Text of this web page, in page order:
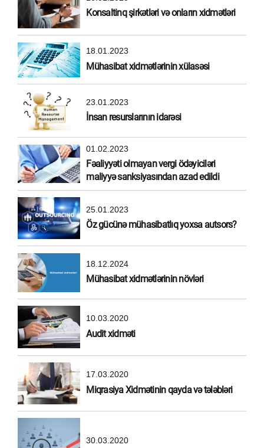
Konsaltinq şirkətləri və onların xidmətləri
18.01.2023
Mühasibat xidmətlərinin xülasəsi
23.01.2023
İnsan resurslarının idarəsi
01.02.2023
Fəaliyyəti olmayan vergi ödəyiciləri
maliyyə sanksiyasından azad edildi
25.01.2023
Öz gücünə mühasibatlıq yoxsa autsors?
18.12.2024
Mühasibat xidmətlərinin növləri
10.03.2020
Audit xidməti
17.03.2020
Miqrasiya Xidmətinin qayda və tələbləri
30.03.2020